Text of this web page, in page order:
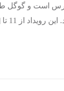
راهنمایان محلی سطح 5 به بالا در
از 11 تا […]